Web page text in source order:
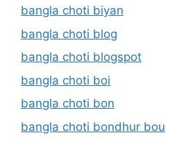
bangla choti biyan
bangla choti blog
bangla choti blogspot
bangla choti boi
bangla choti bon
bangla choti bondhur bou